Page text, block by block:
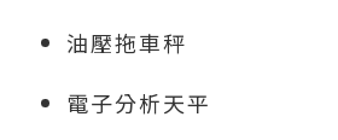
油壓拖車秤
電子分析天平